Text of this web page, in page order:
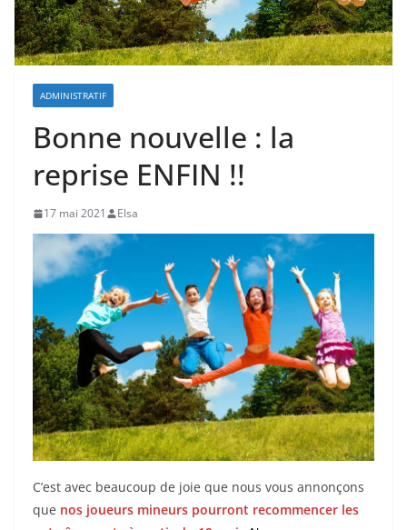
ADMINISTRATIF
Bonne nouvelle : la
reprise ENFIN !!
17 mai 2021 Elsa
C’est avec beaucoup de joie que nous vous annonçons
que nos joueurs mineurs pourront recommencer les